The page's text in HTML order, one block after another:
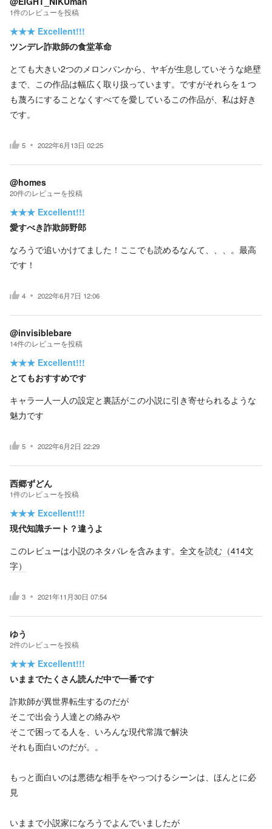
1件のレビューを投稿
★★★ Excellent!!!
ツンデレ詐欺師の食堂革命
とても大きい2つのメロンパンから、ヤギが生息していそうな絶壁
まで、この作品は幅広く取り扱っています。ですがそれらを１つ
も蔑ろにすることなくすべてを愛しているこの作品が、私は好き
です。
5 2022年6月13日 02:25
@homes
20件のレビューを投稿
★★★ Excellent!!!
愛すべき詐欺師野郎
なろうで追いかけてました！ここでも読めるなんて、、、。最高
です！
4 2022年6月7日 12:06
@invisiblebare
14件のレビューを投稿
★★★ Excellent!!!
とてもおすすめです
キャラ一人一人の設定と裏話がこの小説に引き寄せられるような
魅力です
5 2022年6月2日 22:29
西郷ずどん
1件のレビューを投稿
★★★ Excellent!!!
現代知識チート？違うよ
このレビューは小説のネタバレを含みます。 全文を読む（414文
字）
3 2021年11月30日 07:54
ゆう
2件のレビューを投稿
★★★ Excellent!!!
いままでたくさん読んだ中で一番です
詐欺師が異世界転生するのだが
そこで出会う人達との絡みや
そこで困ってる人を、いろんな現代常識で解決
それも面白いのだが。。
もっと面白いのは悪徳な相手をやっつけるシーンは、ほんとに必
見
いままで小説家になろうでよんでいましたが